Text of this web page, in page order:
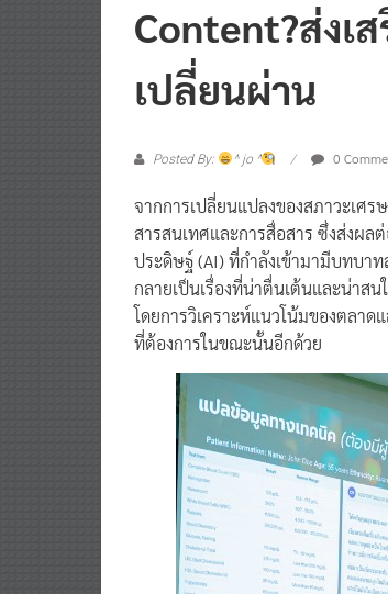
Content?ส่งเ
เปลี่ยนผ่าน
Posted By: ^ jo ^ 0
จากการเปลี่ยนแปลงของสภาวะเศ
สารสนเทศและการสื่อสาร ซึ่งส่งผ
ประดิษฐ์ (AI) ที่กำลังเข้ามามีบทบา
กลายเป็นเรื่องที่น่าตื่นเต้นและน่าส
โดยการวิเคราะห์แนวโน้มของตลา
ที่ต้องการในขณะนั้นอีกด้วย